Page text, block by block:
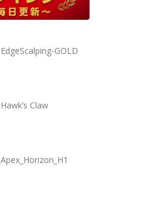
EdgeScalping-GOLD
Hawk’s Claw
Apex_Horizon_H1